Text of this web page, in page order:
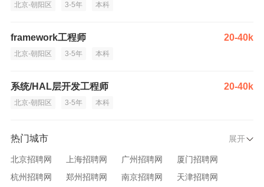
北京-朝阳区 3-5年 本科
framework工程师 20-40k
北京-朝阳区 3-5年 本科
系统/HAL层开发工程师 20-40k
北京-朝阳区 3-5年 本科
热门城市 展开
北京招聘网 上海招聘网 广州招聘网
厦门招聘网
杭州招聘网
郑州招聘网 南京招聘网 天津招聘网